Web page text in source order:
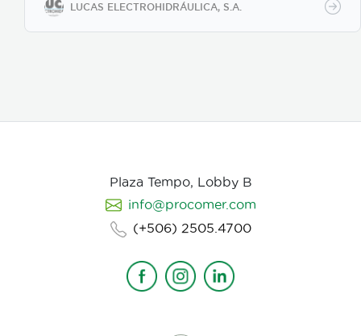
LUCAS ELECTROHIDRÁULICA, S.A.
Plaza Tempo, Lobby B
info@procomer.com
(+506) 2505.4700